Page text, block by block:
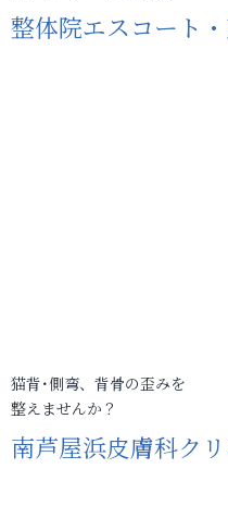
整体院エスコート
猫背･側弯、背骨の歪みを
整えませんか？
南芦屋浜皮膚科ク